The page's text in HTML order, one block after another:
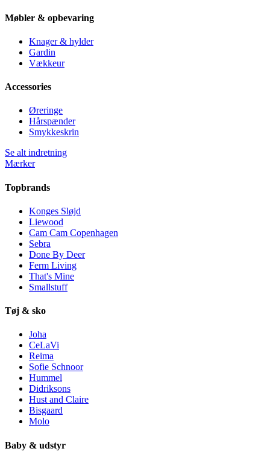
Møbler & opbevaring
Knager & hylder
Gardin
Vækkeur
Accessories
Øreringe
Hårspænder
Smykkeskrin
Se alt indretning
Mærker
Topbrands
Konges Sløjd
Liewood
Cam Cam Copenhagen
Sebra
Done By Deer
Ferm Living
That's Mine
Smallstuff
Tøj & sko
Joha
CeLaVi
Reima
Sofie Schnoor
Hummel
Didriksons
Hust and Claire
Bisgaard
Molo
Baby & udstyr